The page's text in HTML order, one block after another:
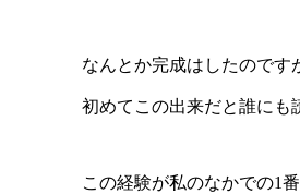
なんとか完成はしたのです
初めてこの出来だと誰にも
この経験が私のなかでの1番